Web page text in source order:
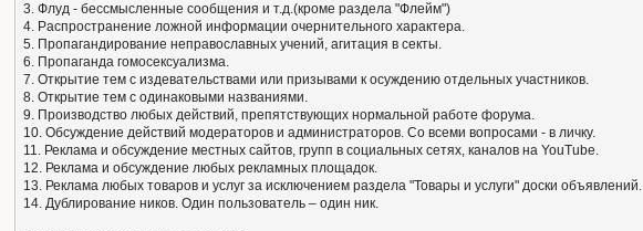
3. Флуд - бессмысленные сообщения и т.д.(кроме раздела "Флейм")
4. Распространение ложной информации очернительного характера.
5. Пропагандирование неправославных учений, агитация в секты.
6. Пропаганда гомосексуализма.
7. Открытие тем с издевательствами или призывами к осуждению отдельных участников.
8. Открытие тем с одинаковыми названиями.
9. Производство любых действий, препятствующих нормальной работе форума.
10. Обсуждение действий модераторов и администраторов. Со всеми вопросами - в личку.
11. Реклама и обсуждение местных сайтов, групп в социальных сетях, каналов на YouTube.
12. Реклама и обсуждение любых рекламных площадок.
13. Реклама любых товаров и услуг за исключением раздела "Товары и услуги" доски объявлений.
14. Дублирование ников. Один пользователь – один ник.